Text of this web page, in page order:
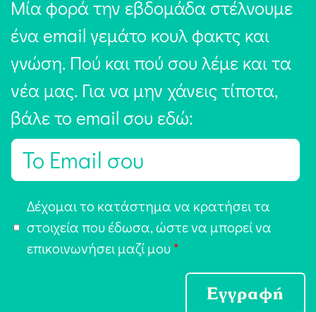
Μία φορά την εβδομάδα στέλνουμε
ένα email γεμάτο κουλ φακτς και
γνώση. Πού και πού σου λέμε και τα
νέα μας. Για να μην χάνεις τίποτα,
βάλε το email σου εδώ:
E
π
Δέχομαι το κατάστημα να κρατήσει τα
στοιχεία που έδωσα, ώστε να μπορεί να
επικοινωνήσει μαζί μου *
Εγγραφή